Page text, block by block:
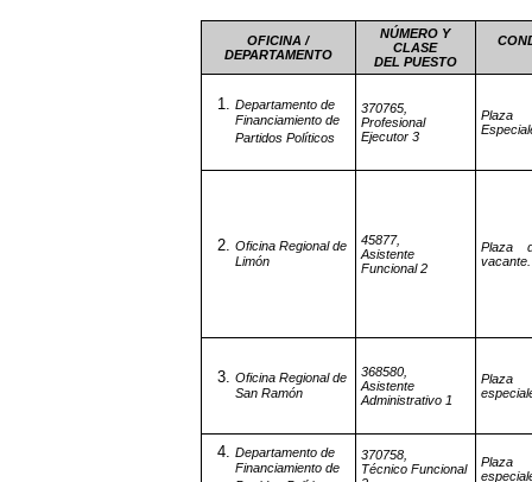
OFICINA /
DEPARTAMENTO
NÚMERO Y
CLASE
DEL PUESTO
Departamento de
Financiamiento de
Partidos Políticos
370765,
Profesional
Ejecutor 3
Plaza
Oficina Regional de
Limón
45877,
Asistente
Funcional 2
Plaza
vacante.
Oficina Regional de
San Ramón
368580,
Asistente
Administrativo 1
Plaza
Departamento de
Financiamiento de
370758,
Técnico Funcional
Plaza